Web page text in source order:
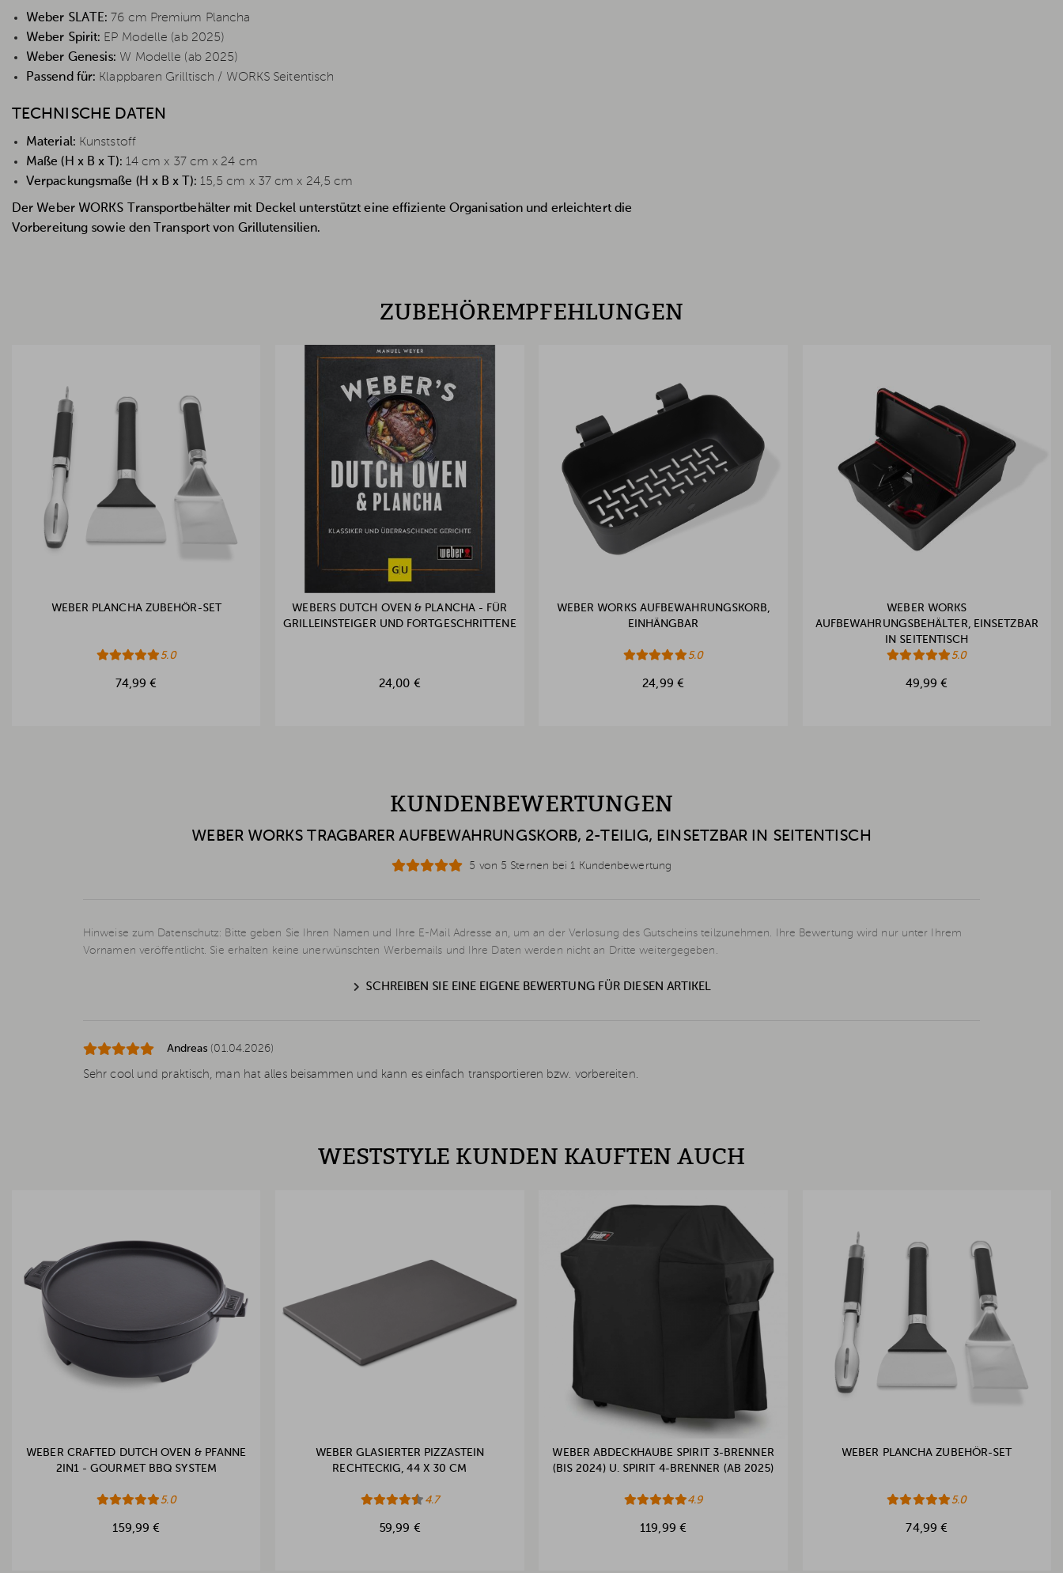
Weber SLATE: 76 cm Premium Plancha
Weber Spirit: EP Modelle (ab 2025)
Weber Genesis: W Modelle (ab 2025)
Passend für: Klappbaren Grilltisch / WORKS Seitentisch
TECHNISCHE DATEN
Material: Kunststoff
Maße (H x B x T): 14 cm x 37 cm x 24 cm
Verpackungsmaße (H x B x T): 15,5 cm x 37 cm x 24,5 cm
Der Weber WORKS Transportbehälter mit Deckel unterstützt eine effiziente Organisation und erleichtert die
Vorbereitung sowie den Transport von Grillutensilien.
ZUBEHÖREMPFEHLUNGEN
WEBER PLANCHA ZUBEHÖR-SET
5.0
74,99 €
WEBERS DUTCH OVEN & PLANCHA - FÜR
GRILLEINSTEIGER UND FORTGESCHRITTENE
24,00 €
WEBER WORKS AUFBEWAHRUNGSKORB,
EINHÄNGBAR
5.0
24,99 €
WEBER WORKS
AUFBEWAHRUNGSBEHÄLTER, EINSETZBAR
IN SEITENTISCH
5.0
49,99 €
KUNDENBEWERTUNGEN
WEBER WORKS TRAGBARER AUFBEWAHRUNGSKORB, 2-TEILIG, EINSETZBAR IN SEITENTISCH
5 von 5 Sternen bei 1 Kundenbewertung
Hinweise zum Datenschutz: Bitte geben Sie Ihren Namen und Ihre E-Mail Adresse an, um an der Verlosung des Gutscheins teilzunehmen. Ihre Bewertung wird nur unter Ihrem
Vornamen veröffentlicht. Sie erhalten keine unerwünschten Werbemails und Ihre Daten werden nicht an Dritte weitergegeben.
SCHREIBEN SIE EINE EIGENE BEWERTUNG FÜR DIESEN ARTIKEL
Andreas (01.04.2026)
Sehr cool und praktisch, man hat alles beisammen und kann es einfach transportieren bzw. vorbereiten.
WESTSTYLE KUNDEN KAUFTEN AUCH
WEBER CRAFTED DUTCH OVEN & PFANNE
2IN1 - GOURMET BBQ SYSTEM
5.0
159,99 €
WEBER GLASIERTER PIZZASTEIN
RECHTECKIG, 44 X 30 CM
4.7
59,99 €
WEBER ABDECKHAUBE SPIRIT 3-BRENNER
(BIS 2024) U. SPIRIT 4-BRENNER (AB 2025)
4.9
119,99 €
WEBER PLANCHA ZUBEHÖR-SET
5.0
74,99 €